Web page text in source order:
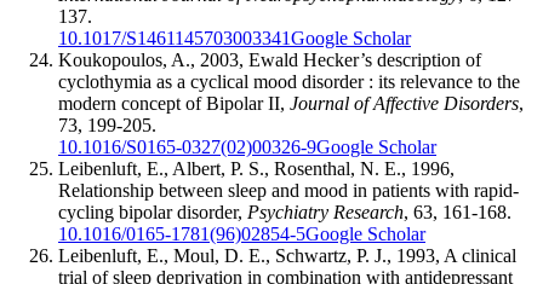
137.
10.1017/S1461145703003341Google Scholar
Koukopoulos, A., 2003, Ewald Hecker’s description of
cyclothymia as a cyclical mood disorder : its relevance to the
modern concept of Bipolar II, Journal of Affective Disorders,
73, 199-205.
10.1016/S0165-0327(02)00326-9Google Scholar
Leibenluft, E., Albert, P. S., Rosenthal, N. E., 1996,
Relationship between sleep and mood in patients with rapid-
cycling bipolar disorder, Psychiatry Research, 63, 161-168.
10.1016/0165-1781(96)02854-5Google Scholar
Leibenluft, E., Moul, D. E., Schwartz, P. J., 1993, A clinical
trial of sleep deprivation in combination with antidepressant